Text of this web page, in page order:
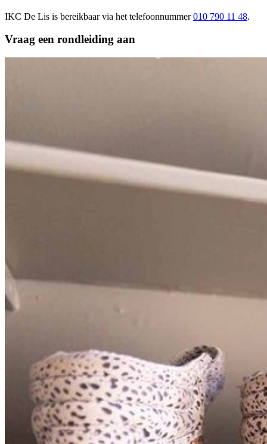
IKC De Lis is bereikbaar via het telefoonnummer 010 790 11 48.
Vraag een rondleiding aan